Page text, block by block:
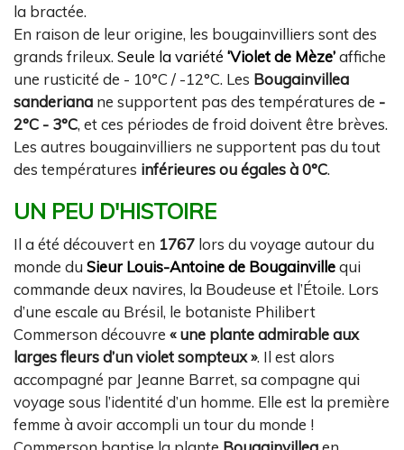
la bractée.
En raison de leur origine, les bougainvilliers sont des
grands frileux. Seule la variété ‘Violet de Mèze’affiche
une rusticité de - 10°C / -12°C. Les Bougainvillea
sanderiana ne supportent pas des températures de -
2°C - 3°C, et ces périodes de froid doivent être brèves.
Les autres bougainvilliers ne supportent pas du tout
des températures inférieures ou égales à 0°C.
UN PEU D'HISTOIRE
Il a été découvert en 1767 lors du voyage autour du
monde du Sieur Louis-Antoine de Bougainvillequi
commande deux navires, la Boudeuse et l’Étoile. Lors
d’une escale au Brésil, le botaniste Philibert
Commerson découvre « une plante admirable aux
larges fleurs d’un violet sompteux ». Il est alors
accompagné par Jeanne Barret, sa compagne qui
voyage sous l’identité d’un homme. Elle est la première
femme à avoir accompli un tour du monde !